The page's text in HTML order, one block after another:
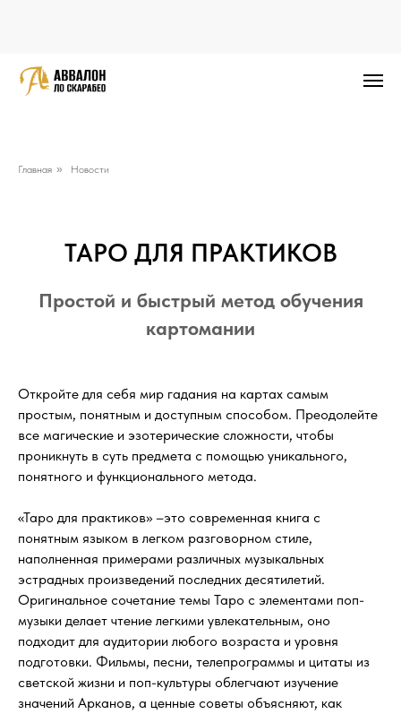
Главная » Новости
ТАРО ДЛЯ ПРАКТИКОВ
Простой и быстрый метод обучения
картомании
Откройте для себя мир гадания на картах самым
простым, понятным и доступным способом. Преодолейте
все магические и эзотерические сложности, чтобы
проникнуть в суть предмета с помощью уникального,
понятного и функционального метода.
«Таро для практиков» –это современная книга с
понятным языком в легком разговорном стиле,
наполненная примерами различных музыкальных
эстрадных произведений последних десятилетий.
Оригинальное сочетание темы Таро с элементами поп-
музыки делает чтение легкими увлекательным, оно
подходит для аудитории любого возраста и уровня
подготовки. Фильмы, песни, телепрограммы и цитаты из
светской жизни и поп-культуры облегчают изучение
значений Арканов, а ценные советы объясняют, как